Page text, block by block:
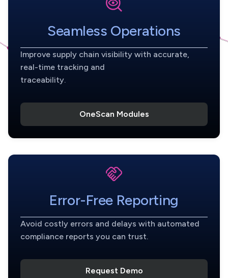
Seamless Operations
Improve supply chain visibility with accurate,
real-time tracking and
traceability.
OneScan Modules
Error-Free Reporting
Avoid costly errors and delays with automated
compliance reports you can trust.
Request Demo